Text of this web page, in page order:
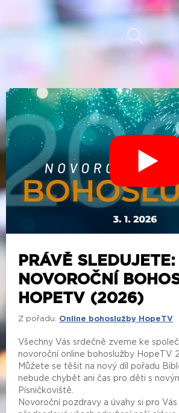
PRÁVĚ SLEDUJETE:
NOVOROČNÍ
HOPETV (2026)
Z pořadu: Online bohoslužby HopeTV
Všechny Vás srdečně zveme ke
novoroční online bohoslužby HopeTV
Můžete se těšit na nový díl pořadu
nebude chybět ani čas pro děti s
Písničkoviště.
Novoroční pozdravy a úvahy si pro Vás